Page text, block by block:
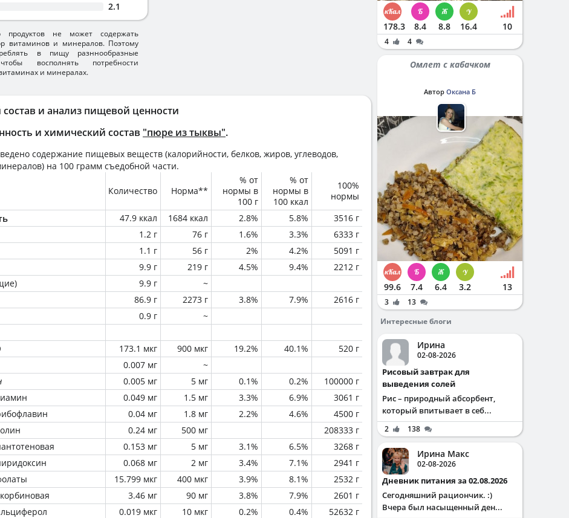
и анализ пищевой ценности
и химический состав "пюре из тыквы".
содержание пищевых веществ (калорийности, белков, жиров, углеводов,
на 100 грамм съедобной части.
Количество Норма**
% от
нормы в
100 г
% от
нормы в
100 ккал
100%
нормы
47.9 ккал 1684 ккал 2.8% 5.8%
3516 г
1.2 г 76 г 1.6% 3.3%
6333 г
1.1 г 56 г 2% 4.2%
5091 г
9.9 г 219 г 4.5% 9.4%
2212 г
9.9 г
~
86.9 г 2273 г 3.8% 7.9%
2616 г
0.9 г ~
173.1 мкг 900 мкг 19.2% 40.1%
520 г
0.007 мг
~
0.005 мг 5 мг 0.1% 0.2%
100000 г
0.049 мг 1.5 мг 3.3% 6.9%
3061 г
0.04 мг 1.8 мг 2.2% 4.6%
4500 г
0.24 мг 500 мг
208333 г
0.153 мг 5 мг 3.1% 6.5%
3268 г
0.068 мг 2 мг 3.4% 7.1%
2941 г
15.799 мкг 400 мкг 3.9% 8.1%
2532 г
3.46 мг 90 мг 3.8% 7.9%
2601 г
0.019 мкг 10 мкг 0.2% 0.4%
52632 г
2.1
продуктов не может содержать
витаминов и минералов. Поэтому
в пищу разннообразные
восполнять потребности
и минералах.
178.3 8.4 8.8 16.4 10
4 4
Омлет с кабачком
Автор Оксана Б
99.6 7.4 6.4 3.2 13
3
13
Интересные блоги
Ирина
02-08-2026
Рисовый завтрак для
выведения солей
Рис – природный абсорбент,
который впитывает в себ...
2 138
Ирина Макс
02-08-2026
Дневник питания за 02.08.2026
Сегодняшний рациончик. :)
Вчера был насыщенный ден...